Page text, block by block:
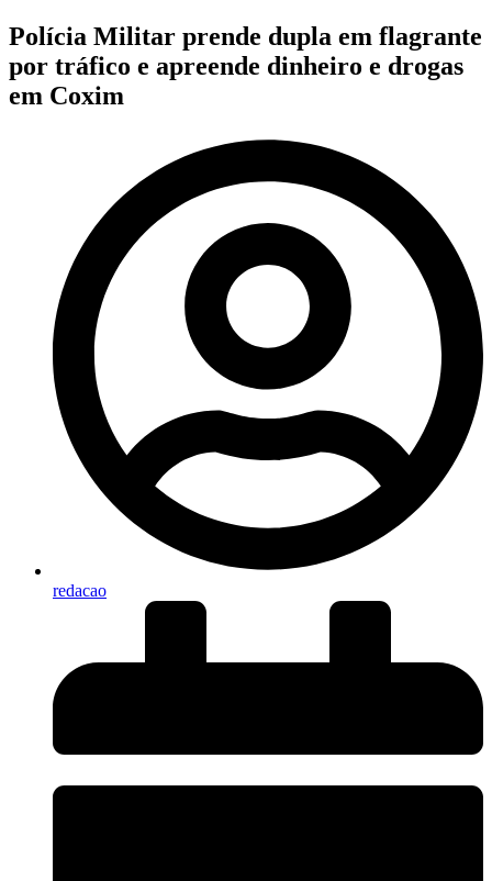
Polícia Militar prende dupla em flagrante
por tráfico e apreende dinheiro e drogas
em Coxim
redacao